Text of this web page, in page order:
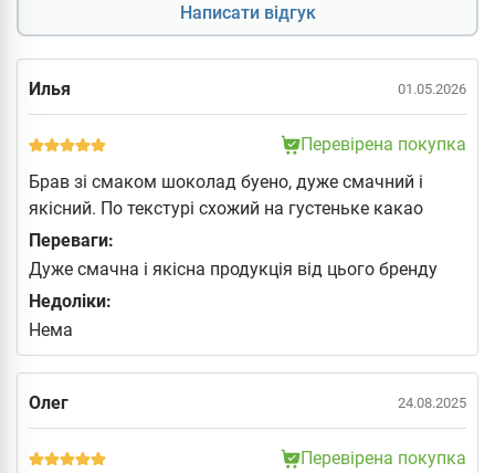
Написати відгук
Илья 01.05.2026
Перевірена покупка
Брав зi смаком шоколад буено, дуже смачний i
якiсний. По текстурi схожий на густеньке какао
Переваги:
Дуже cмачна i якісна продукція від цього бренду
Недоліки:
Нема
Олег 24.08.2025
Перевірена покупка